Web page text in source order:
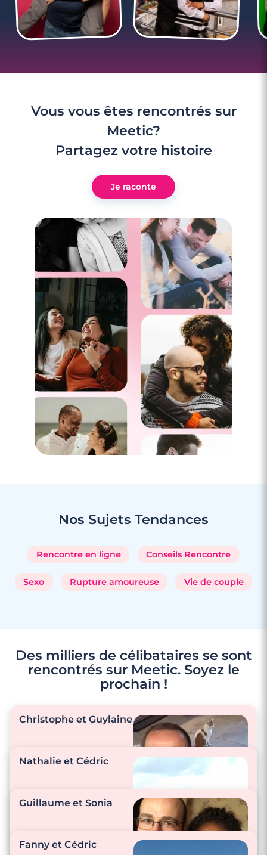
3 minutes
Rencontres célibataires à Orchies
Rencontres célibataires à Pecquencourt
Vous vous êtes rencontrés sur
Meetic?
Partagez votre histoire
Je raconte
Nos Sujets Tendances
Rencontre en ligne Conseils Rencontre
Sexo Rupture amoureuse Vie de couple
Des milliers de célibataires se sont
rencontrés sur Meetic. Soyez le
prochain !
Christophe et Guylaine
"Nous sommes
Nathalie et Cédric
beaucoup. On parle
énormément. On se
Guillaume et Sonia
Fanny et Cédric